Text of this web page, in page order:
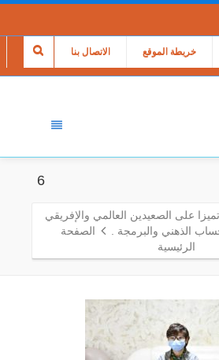
الاتصال بنا خريطة الموقع
6
على الصعيدين العالمي والإفريقي
الذهني والبرمجة .
الصفحة
الرئيسية